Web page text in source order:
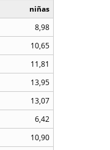
niñas
8,98
10,65
11,81
13,95
13,07
6,42
10,90